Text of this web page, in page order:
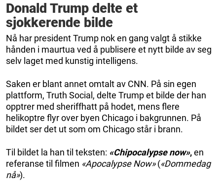
Donald Trump delte et
sjokkerende bilde
Nå har president Trump nok en gang valgt å stikke
hånden i maurtua ved å publisere et nytt bilde av seg
selv laget med kunstig intelligens.
Saken er blant annet omtalt av CNN. På sin egen
plattform, Truth Social, delte Trump et bilde der han
opptrer med sheriffhatt på hodet, mens flere
helikoptre flyr over byen Chicago i bakgrunnen. På
bildet ser det ut som om Chicago står i brann.
Til bildet la han til teksten: «Chipocalypse now»,en
referanse til filmen «Apocalypse Now»(«Dommedag
nå»).